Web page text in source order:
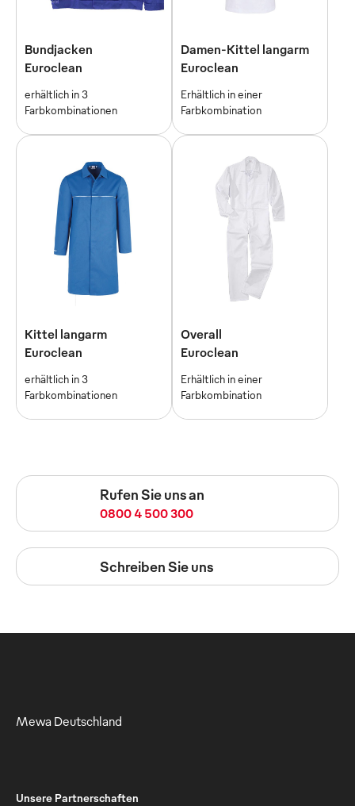
Bundjacken
Euroclean
erhältlich in 3
Farbkombinationen
Damen-Kittel langarm
Euroclean
Erhältlich in einer
Farbkombination
Kittel langarm
Euroclean
erhältlich in 3
Farbkombinationen
Overall
Euroclean
Erhältlich in einer
Farbkombination
Rufen Sie uns an
0800 4 500 300
Schreiben Sie uns
Mewa Deutschland
Unsere Partnerschaften